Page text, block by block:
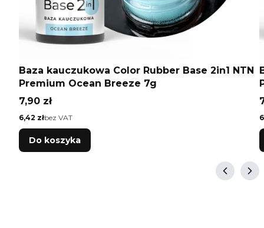
Baza kauczukowa Color Rubber Base 2in1 NTN
Premium Ocean Breeze 7g
Cena
7,90 zł
Cena
6,42 złbez VAT
Do koszyka